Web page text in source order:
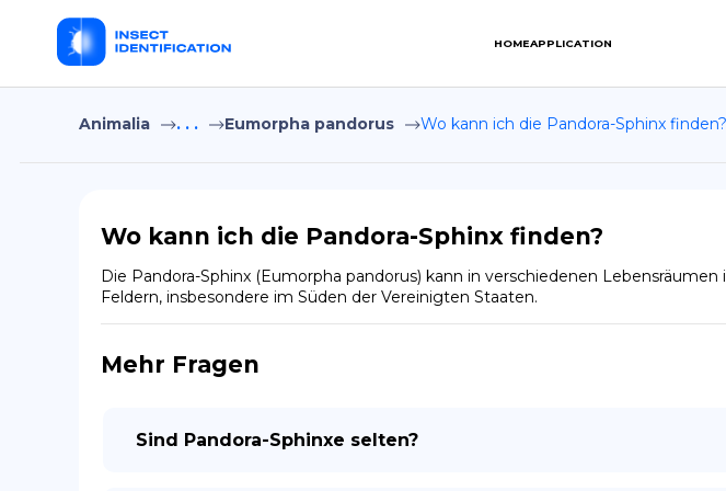
HOMEAPPLICATION
Animalia . . . Eumorpha pandorus Wo kann ich die Pandora-Sphinx finden?
Wo kann ich die Pandora-Sphinx finden?
Die Pandora-Sphinx (Eumorpha pandorus) kann in verschiedenen
Feldern, insbesondere im Süden der Vereinigten Staaten.
Mehr Fragen
Sind Pandora-Sphinxe selten?